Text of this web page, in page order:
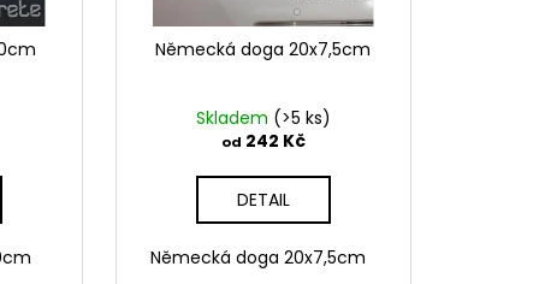
Německá doga 20x7,5cm
Skladem (>5 ks)
od 242 Kč
DETAIL
Německá doga 20x7,5cm